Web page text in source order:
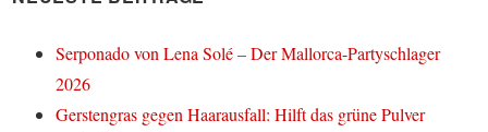
Serponado von Lena Solé – Der Mallorca-Partyschlager
2026
Gerstengras gegen Haarausfall: Hilft das grüne Pulver